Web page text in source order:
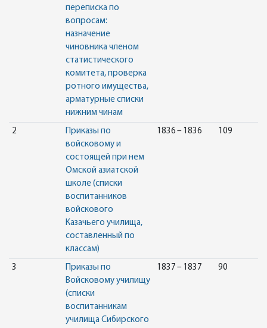
переписка по
вопросам:
назначение
чиновника членом
статистического
комитета, проверка
ротного имущества,
арматурные списки
нижним чинам
2
Приказы по
войсковому и
состоящей при нем
Омской азиатской
школе (списки
воспитанников
войскового
Казачьего училища,
составленный по
классам)
1836 – 1836 109
3
Приказы по
Войсковому училищу
(списки
воспитанникам
училища Сибирского
1837 – 1837 90